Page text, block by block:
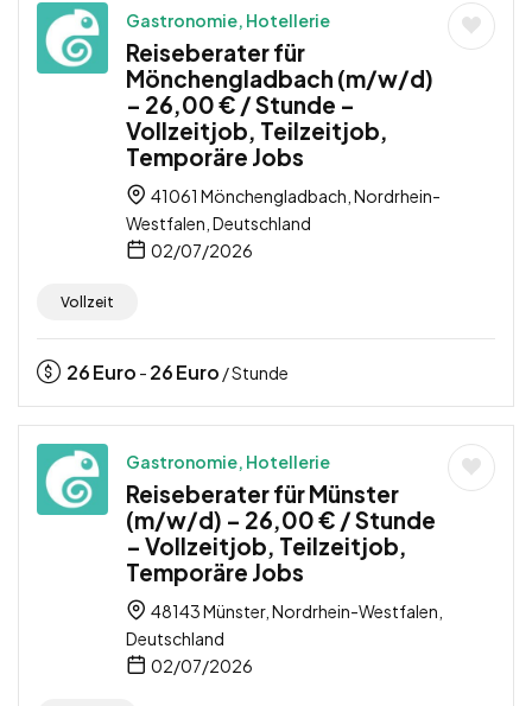
Gastronomie, Hotellerie
Reiseberater für
Mönchengladbach (m/w/d)
– 26,00 € / Stunde –
Vollzeitjob, Teilzeitjob,
Temporäre Jobs
41061 Mönchengladbach, Nordrhein-
Westfalen, Deutschland
02/07/2026
Vollzeit
26Euro - 26Euro / Stunde
Gastronomie, Hotellerie
Reiseberater für Münster
(m/w/d) – 26,00 € / Stunde
– Vollzeitjob, Teilzeitjob,
Temporäre Jobs
48143 Münster, Nordrhein-Westfalen,
Deutschland
02/07/2026